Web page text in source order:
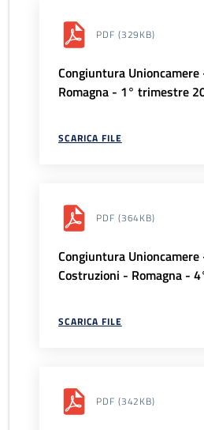
PDF (329KB)
Congiuntura
Romagna - 1° trimestre
SCARICA FILE
PDF (364KB)
Congiuntura
Costruzioni - Romagna -
SCARICA FILE
PDF (342KB)